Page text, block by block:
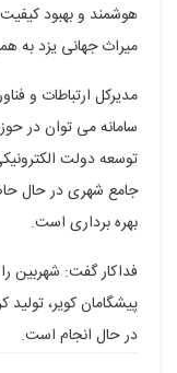
هوشمند و بهبود
میراث جهانی یزد به
مدیرکل ارتباطات و
سامانه می توان در
توسعه دولت
جامع شهری در حال
بهره برداری است.
فداکار گفت: شهربین
پیشگامان کویر،
در حال انجام است.